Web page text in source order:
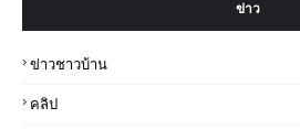
ข่าว
ข่าวชาวบ้าน
คลิป